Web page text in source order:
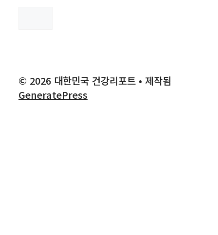
© 2026 대한민국 건강리포트 • 제작됨
GeneratePress